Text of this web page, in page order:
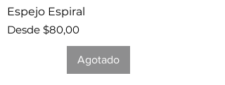
Espejo Espiral
Desde $80,00
Precio de oferta
Agotado